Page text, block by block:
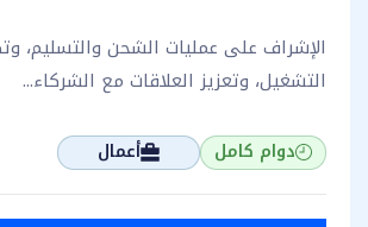
الإشراف على عمليات الشحن والتسليم،
التشغيل، وتعزيز العلاقات مع الشركاء...
دوام كامل أعمال